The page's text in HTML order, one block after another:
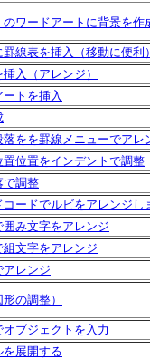
ワードアートに背景を作
線表を挿入（移動に便利
入（アレンジ）
トを挿入
をを罫線メニューでアレ
位置をインデントで調整
で調整
ードでルビをアレンジし
み文字をアレンジ
組文字をアレンジ
アレンジ
の調整）
ブジェクトを入力
を展開する